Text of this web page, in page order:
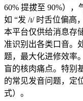
60% 提拔至 90%）
如 “发 /ɪ/ 时舌位偏高
本平台仅供给消息存
准识别出各类口音。
题，最大化进修效率
盲的核肉痛点。特别
的常见发音问题，定
式）。